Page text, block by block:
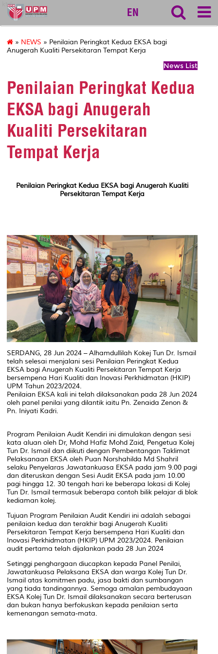
ktdi
EN
» NEWS » Penilaian Peringkat Kedua EKSA bagi
Anugerah Kualiti Persekitaran Tempat Kerja
News List
Penilaian Peringkat Kedua
EKSA bagi Anugerah
Kualiti Persekitaran
Tempat Kerja
Penilaian Peringkat Kedua EKSA bagi Anugerah Kualiti
Persekitaran Tempat Kerja
SERDANG, 28 Jun 2024 – Alhamdullilah Kokej Tun Dr. Ismail
telah selesai menjalani sesi Penilaian Peringkat Kedua
EKSA bagi Anugerah Kualiti Persekitaran Tempat Kerja
bersempena Hari Kualiti dan Inovasi Perkhidmatan (HKIP)
UPM Tahun 2023/2024.
Penilaian EKSA kali ini telah dilaksanakan pada 28 Jun 2024
oleh panel penilai yang dilantik iaitu Pn. Zenaida Zenon &
Pn. Iniyati Kadri.
Program Penilaian Audit Kendiri ini dimulakan dengan sesi
kata aluan oleh Dr, Mohd Hafiz Mohd Zaid, Pengetua Kolej
Tun Dr. Ismail dan diikuti dengan Pembentangan Taklimat
Pelaksanaan EKSA oleh Puan Norshahilda Md Shahril
selaku Penyelaras Jawatankuasa EKSA pada jam 9.00 pagi
dan diteruskan dengan Sesi Audit EKSA pada jam 10.00
pagi hingga 12. 30 tengah hari ke beberapa lokasi di Kolej
Tun Dr. Ismail termasuk beberapa contoh bilik pelajar di blok
kediaman kolej.
Tujuan Program Penilaian Audit Kendiri ini adalah sebagai
penilaian kedua dan terakhir bagi Anugerah Kualiti
Persekitaran Tempat Kerja bersempena Hari Kualiti dan
Inovasi Perkhidmatan (HKIP) UPM 2023/2024. Penilaian
audit pertama telah dijalankan pada 28 Jun 2024
Setinggi penghargaan diucapkan kepada Panel Penilai,
Jawatankuasa Pelaksana EKSA dan warga Kolej Tun Dr.
Ismail atas komitmen padu, jasa bakti dan sumbangan
yang tiada tandingannya. Semoga amalan pembudayaan
EKSA Kolej Tun Dr. Ismail dilaksanakan secara berterusan
dan bukan hanya berfokuskan kepada penilaian serta
kemenangan semata-mata.